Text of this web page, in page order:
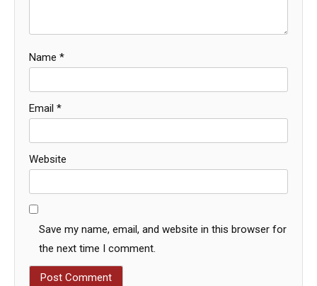
Name *
Email *
Website
Save my name, email, and website in this browser for
the next time I comment.